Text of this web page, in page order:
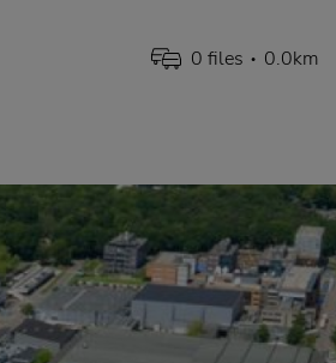
0 files • 0.0km